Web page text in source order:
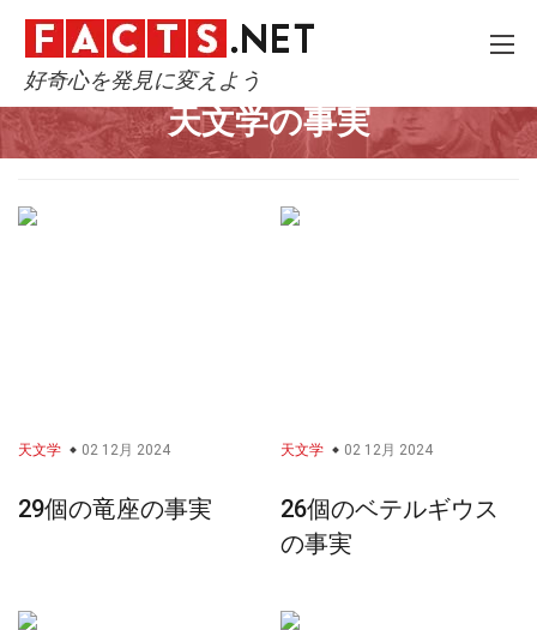
好奇心を発見に変えよう
Home 技術と科学
天文学の事実
天文学 02 12月 2024
29個の竜座の事実
天文学 02 12月 2024
26個のベテルギウス
の事実